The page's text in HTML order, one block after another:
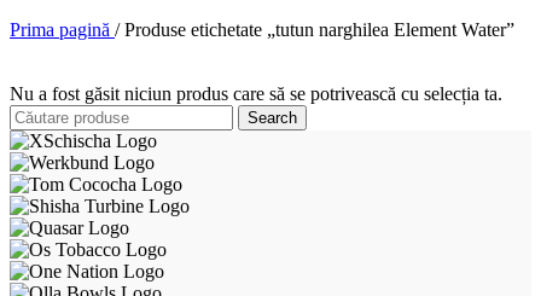
Prima pagină / Produse etichetate „tutun narghilea Element Water”
Nu a fost găsit niciun produs care să se potrivească cu selecția ta.
Search